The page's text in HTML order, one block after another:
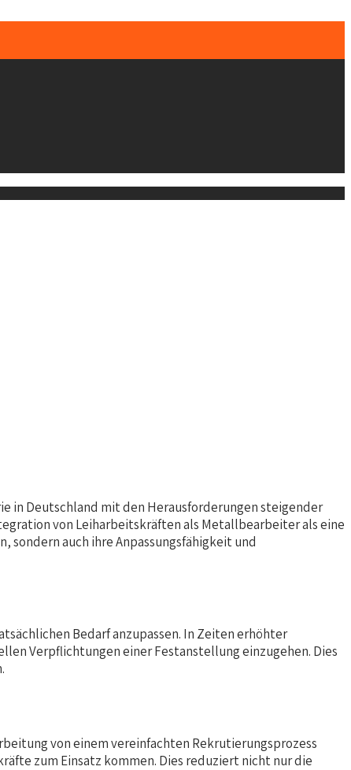
Deutschland mit den Herausforderungen steigender
von Leiharbeitskräften als Metallbearbeiter als eine
auch ihre Anpassungsfähigkeit und
Bedarf anzupassen. In Zeiten erhöhter
Verpflichtungen einer Festanstellung einzugehen. Dies
von einem vereinfachten Rekrutierungsprozess
zum Einsatz kommen. Dies reduziert nicht nur die